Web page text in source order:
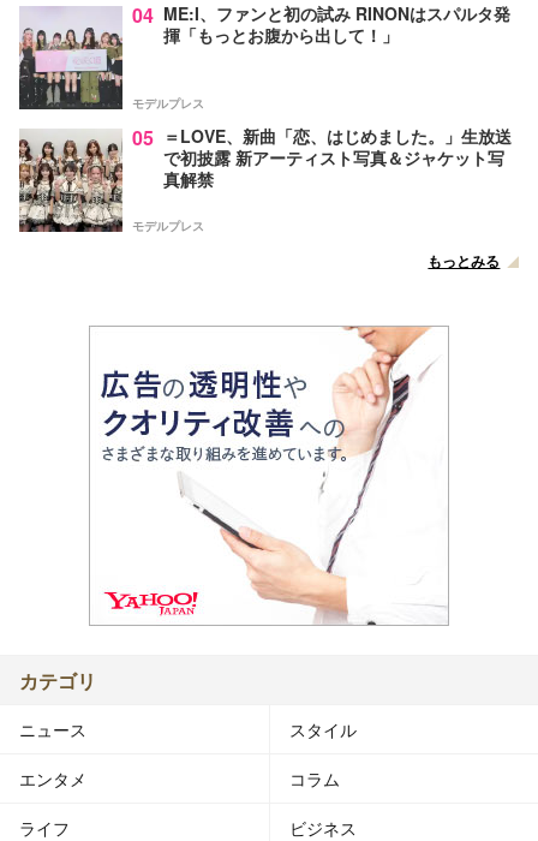
04 ME:I、ファンと初の試み RINONはスパルタ発
揮「もっとお腹から出して！」
モデルプレス
05 ＝LOVE、新曲「恋、はじめました。」生放送
で初披露 新アーティスト写真＆ジャケット写
真解禁
モデルプレス
もっとみる
カテゴリ
ニュース スタイル
エンタメ コラム
ライフ ビジネス